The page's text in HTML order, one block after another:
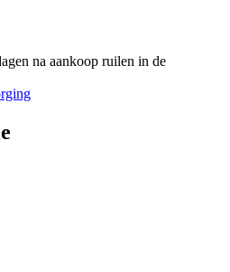
na aankoop ruilen in de